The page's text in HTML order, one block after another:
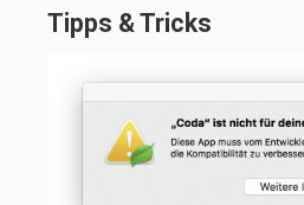
Tipps & Tricks